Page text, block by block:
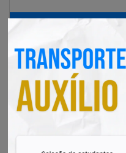
Radar